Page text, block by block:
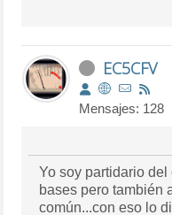
EC5CFV
Mensajes: 128
Yo soy partidario
bases pero también
común...con eso lo